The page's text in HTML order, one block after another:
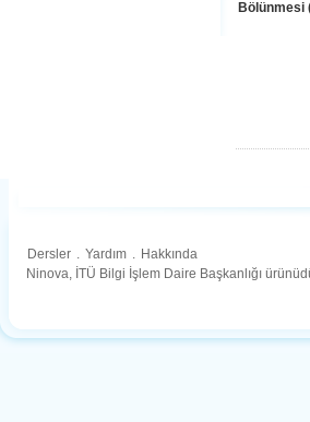
Bölünmesi
Dersler . Yardım . Hakkında
Ninova, İTÜ Bilgi İşlem Daire Başkanlığı